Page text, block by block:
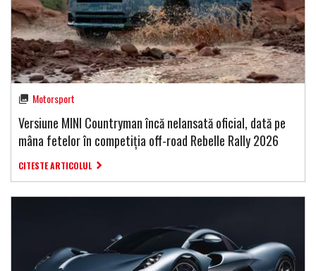
Motorsport
Versiune MINI Countryman încă nelansată oficial, dată pe
mâna fetelor în competiția off-road Rebelle Rally 2026
CITESTE ARTICOLUL